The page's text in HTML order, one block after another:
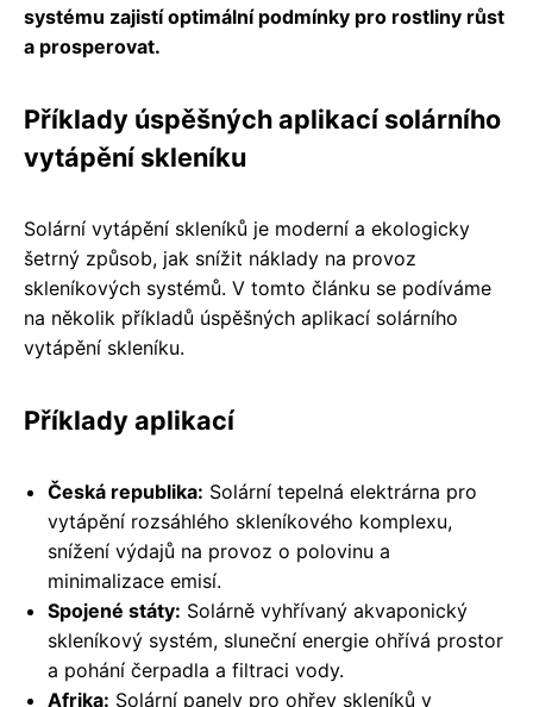
systému zajistí optimální podmínky pro rostliny růst
a prosperovat.
Příklady úspěšných aplikací solárního
vytápění skleníku
Solární vytápění skleníků je moderní a ekologicky
šetrný způsob, jak snížit náklady na provoz
skleníkových systémů. V tomto článku se podíváme
na několik příkladů úspěšných aplikací solárního
vytápění skleníku.
Příklady aplikací
Česká republika: Solární tepelná elektrárna pro
vytápění rozsáhlého skleníkového komplexu,
snížení výdajů na provoz o polovinu a
minimalizace emisí.
Spojené státy: Solárně vyhřívaný akvaponický
skleníkový systém, sluneční energie ohřívá prostor
a pohání čerpadla a filtraci vody.
Afrika: Solární panely pro ohřev skleníků v